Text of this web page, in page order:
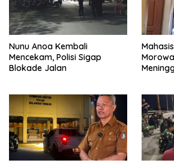
Nunu Anoa Kembali
Mencekam, Polisi Sigap
Blokade Jalan